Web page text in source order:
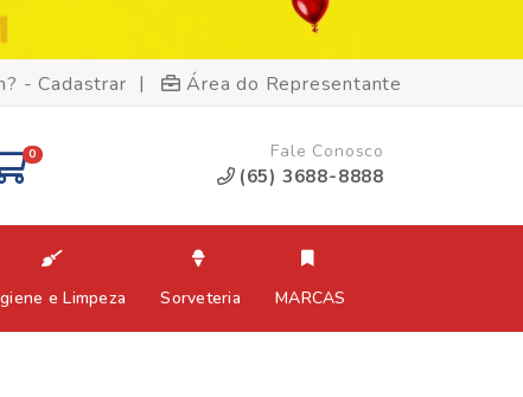
- Cadastrar | Área do Representante
0 Fale Conosco
(65) 3688-8888
e Limpeza Sorveteria MARCAS